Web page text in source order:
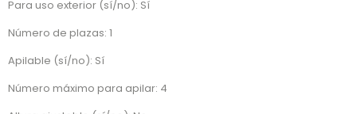
Para uso exterior (sí/no): Sí
Número de plazas: 1
Apilable (sí/no): Sí
Número máximo para apilar: 4